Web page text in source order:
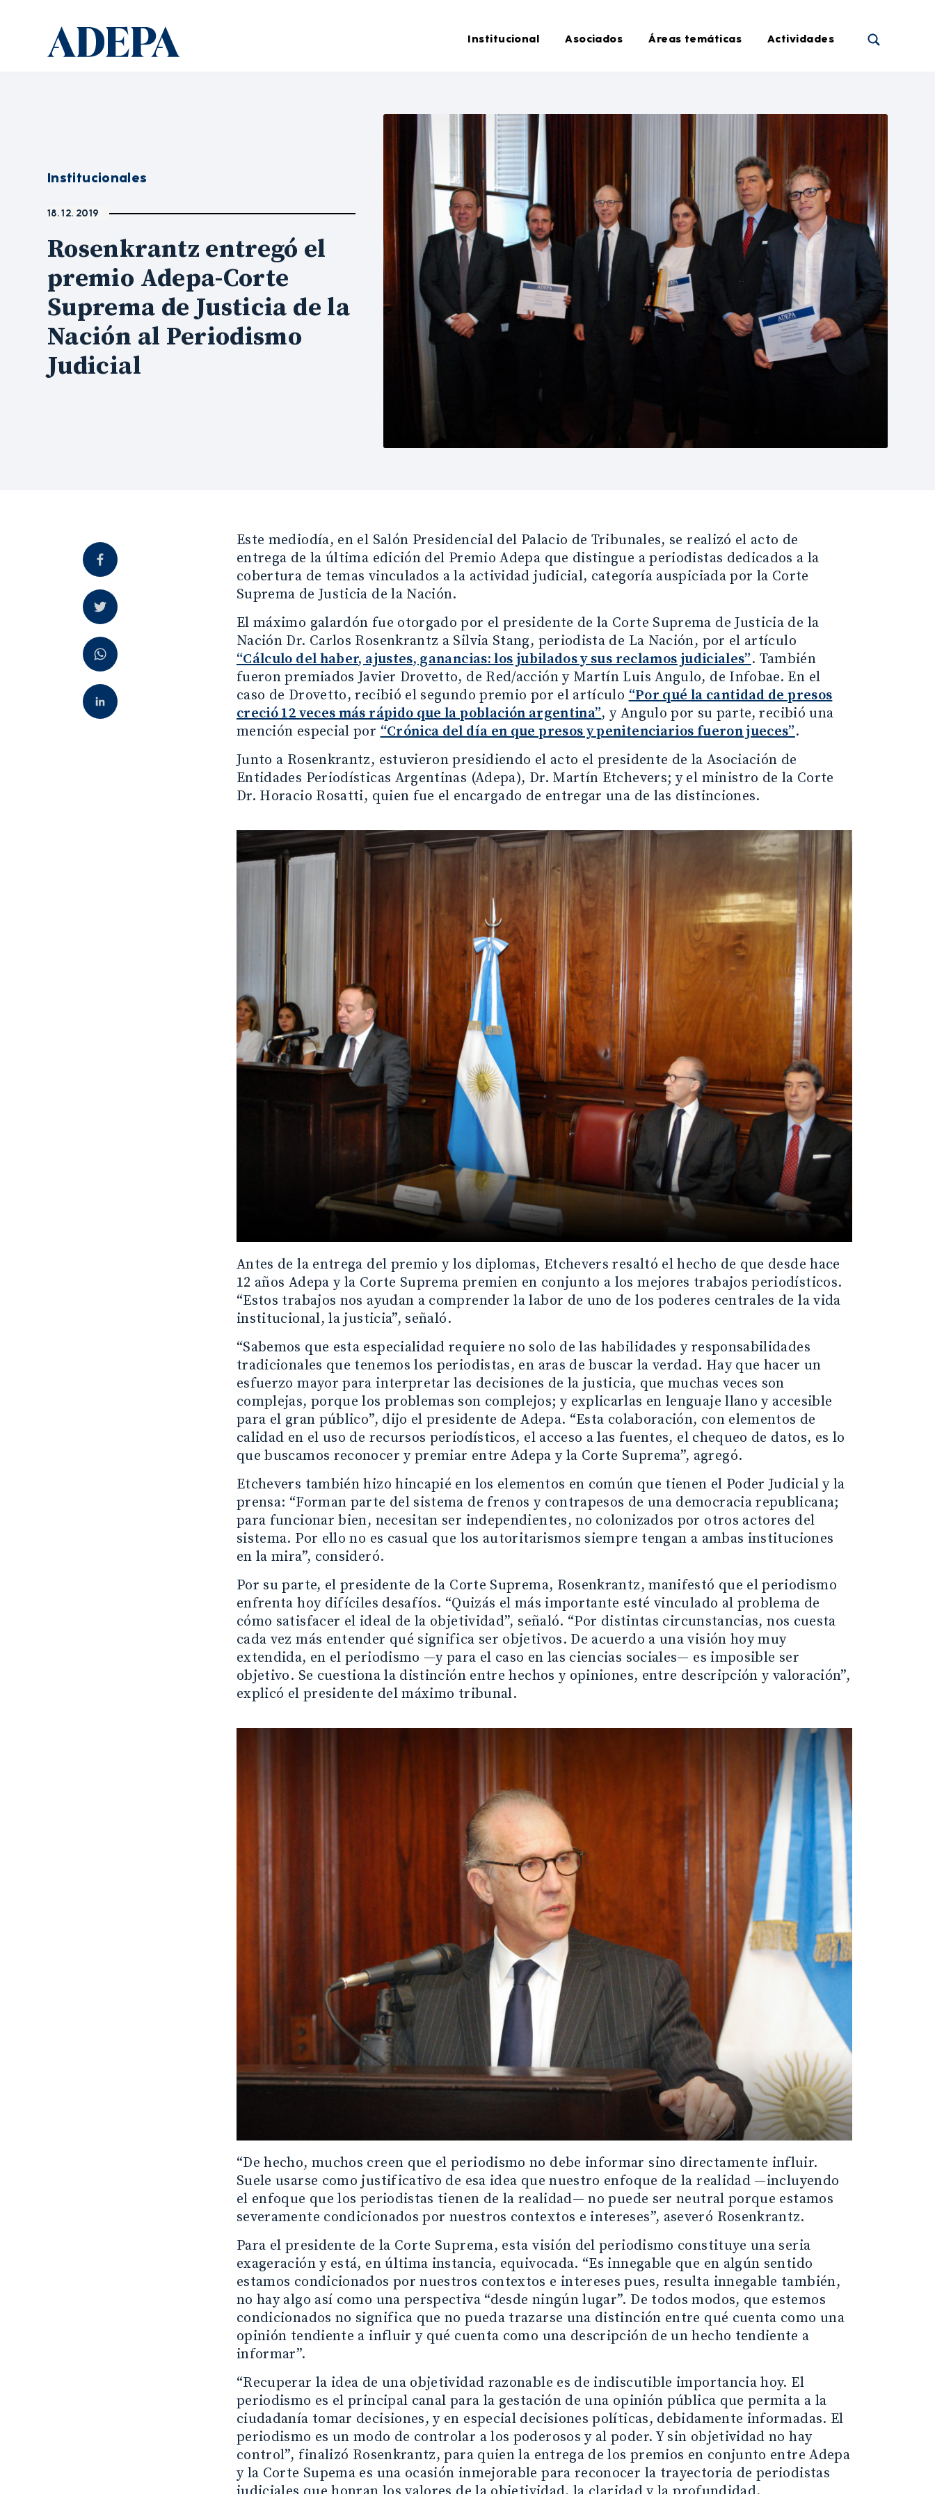
Institucional Asociados Áreas temáticas Actividades
Institucionales
18. 12. 2019
Rosenkrantz entregó el
premio Adepa-Corte
Suprema de Justicia de la
Nación al Periodismo
Judicial
Este mediodía, en el Salón Presidencial del Palacio de Tribunales, se realizó el acto de
entrega de la última edición del Premio Adepa que distingue a periodistas dedicados a la
cobertura de temas vinculados a la actividad judicial, categoría auspiciada por la Corte
Suprema de Justicia de la Nación.
El máximo galardón fue otorgado por el presidente de la Corte Suprema de Justicia de la
Nación Dr. Carlos Rosenkrantz a Silvia Stang, periodista de La Nación, por el artículo
“Cálculo del haber, ajustes, ganancias: los jubilados y sus reclamos judiciales”. También
fueron premiados Javier Drovetto, de Red/acción y Martín Luis Angulo, de Infobae. En el
caso de Drovetto, recibió el segundo premio por el artículo“Por qué la cantidad de presos
creció 12 veces más rápido que la población argentina”, y Angulo por su parte, recibió una
mención especial por“Crónica del día en que presos y penitenciarios fueron jueces”.
Junto a Rosenkrantz, estuvieron presidiendo el acto el presidente de la Asociación de
Entidades Periodísticas Argentinas (Adepa), Dr. Martín Etchevers; y el ministro de la Corte
Dr. Horacio Rosatti, quien fue el encargado de entregar una de las distinciones.
Antes de la entrega del premio y los diplomas, Etchevers resaltó el hecho de que desde hace
12 años Adepa y la Corte Suprema premien en conjunto a los mejores trabajos periodísticos.
“Estos trabajos nos ayudan a comprender la labor de uno de los poderes centrales de la vida
institucional, la justicia”, señaló.
“Sabemos que esta especialidad requiere no solo de las habilidades y responsabilidades
tradicionales que tenemos los periodistas, en aras de buscar la verdad. Hay que hacer un
esfuerzo mayor para interpretar las decisiones de la justicia, que muchas veces son
complejas, porque los problemas son complejos; y explicarlas en lenguaje llano y accesible
para el gran público”, dijo el presidente de Adepa. “Esta colaboración, con elementos de
calidad en el uso de recursos periodísticos, el acceso a las fuentes, el chequeo de datos, es lo
que buscamos reconocer y premiar entre Adepa y la Corte Suprema”, agregó.
Etchevers también hizo hincapié en los elementos en común que tienen el Poder Judicial y la
prensa: “Forman parte del sistema de frenos y contrapesos de una democracia republicana;
para funcionar bien, necesitan ser independientes, no colonizados por otros actores del
sistema. Por ello no es casual que los autoritarismos siempre tengan a ambas instituciones
en la mira”, consideró.
Por su parte, el presidente de la Corte Suprema, Rosenkrantz, manifestó que el periodismo
enfrenta hoy difíciles desafíos. “Quizás el más importante esté vinculado al problema de
cómo satisfacer el ideal de la objetividad”, señaló. “Por distintas circunstancias, nos cuesta
cada vez más entender qué significa ser objetivos. De acuerdo a una visión hoy muy
extendida, en el periodismo —y para el caso en las ciencias sociales— es imposible ser
objetivo. Se cuestiona la distinción entre hechos y opiniones, entre descripción y valoración”,
explicó el presidente del máximo tribunal.
“De hecho, muchos creen que el periodismo no debe informar sino directamente influir.
Suele usarse como justificativo de esa idea que nuestro enfoque de la realidad —incluyendo
el enfoque que los periodistas tienen de la realidad— no puede ser neutral porque estamos
severamente condicionados por nuestros contextos e intereses”, aseveró Rosenkrantz.
Para el presidente de la Corte Suprema, esta visión del periodismo constituye una seria
exageración y está, en última instancia, equivocada. “Es innegable que en algún sentido
estamos condicionados por nuestros contextos e intereses pues, resulta innegable también,
no hay algo así como una perspectiva “desde ningún lugar”. De todos modos, que estemos
condicionados no significa que no pueda trazarse una distinción entre qué cuenta como una
opinión tendiente a influir y qué cuenta como una descripción de un hecho tendiente a
informar”.
“Recuperar la idea de una objetividad razonable es de indiscutible importancia hoy. El
periodismo es el principal canal para la gestación de una opinión pública que permita a la
ciudadanía tomar decisiones, y en especial decisiones políticas, debidamente informadas. El
periodismo es un modo de controlar a los poderosos y al poder. Y sin objetividad no hay
control”, finalizó Rosenkrantz, para quien la entrega de los premios en conjunto entre Adepa
y la Corte Supema es una ocasión inmejorable para reconocer la trayectoria de periodistas